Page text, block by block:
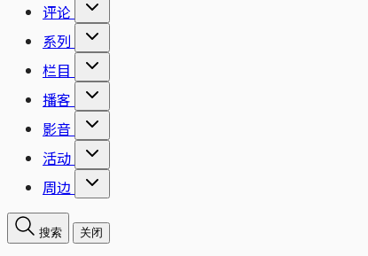
评论
系列
栏目
播客
影音
活动
周边
搜索 关闭